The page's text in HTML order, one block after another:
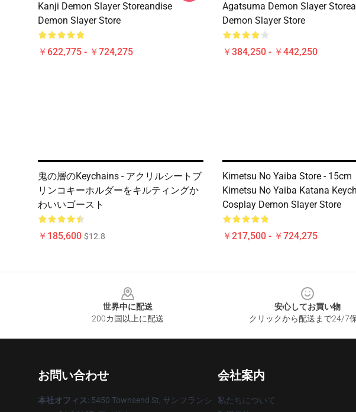
Kanji Demon Slayer Storeandise
Demon Slayer Store
￥622,775 - ￥724,275
Agatsuma Demon Slayer
Demon Slayer Store
￥384,250 - ￥442,250
鬼の層のKeychains - アクリルシートブ
リンコキーホルダーをキルティングか
わいいゴースト
￥185,600 $12.8
Kimetsu No Yaiba Store - 15cm
Kimetsu No Yaiba Katana
Cosplay Demon Slayer Store
￥217,500 - ￥724,275
世界中に配送
200カ国以上に配送
安心してお買い物
クリックから配送まで24/7
お問い合わせ
本社オフィス: 5450 Townsend St, サンフランシ
会社案内
私たちについて